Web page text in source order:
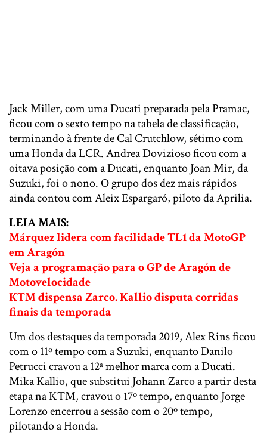
Jack Miller, com uma Ducati preparada pela Pramac,
ficou com o sexto tempo na tabela de classificação,
terminando à frente de Cal Crutchlow, sétimo com
uma Honda da LCR. Andrea Dovizioso ficou com a
oitava posição com a Ducati, enquanto Joan Mir, da
Suzuki, foi o nono. O grupo dos dez mais rápidos
ainda contou com Aleix Espargaró, piloto da Aprilia.
LEIA MAIS:
Márquez lidera com facilidade TL1 da MotoGP
em Aragón
Veja a programação para o GP de Aragón de
Motovelocidade
KTM dispensa Zarco. Kallio disputa corridas
finais da temporada
Um dos destaques da temporada 2019, Alex Rins ficou
com o 11º tempo com a Suzuki, enquanto Danilo
Petrucci cravou a 12ª melhor marca com a Ducati.
Mika Kallio, que substitui Johann Zarco a partir desta
etapa na KTM, cravou o 17º tempo, enquanto Jorge
Lorenzo encerrou a sessão com o 20º tempo,
pilotando a Honda.